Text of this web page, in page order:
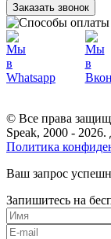
Заказать звонок
© Все права
Speak, 2000 -
Политика
Ваш запрос
Запишитесь на